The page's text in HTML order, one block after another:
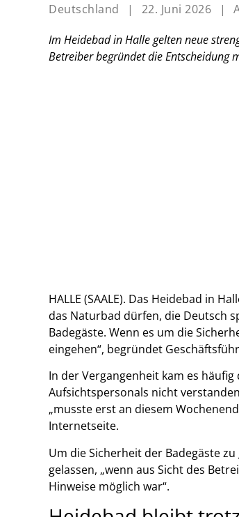
Deutschland | 22. Juni 2026 |
Im Heidebad in Halle gelten neue
Betreiber begründet die Entscheidung
HALLE (SAALE). Das Heidebad in
das Naturbad dürfen, die Deutsch
Badegäste. Wenn es um die
eingehen“, begründet
In der Vergangenheit kam es
Aufsichtspersonals nicht
„musste erst an diesem
Internetseite.
Um die Sicherheit der Badegäste
gelassen, „wenn aus Sicht des
Hinweise möglich war“.